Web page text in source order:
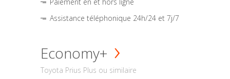
Assistance téléphonique 24h/24 et 7j/7
Economy+
Toyota Prius Plus ou similaire